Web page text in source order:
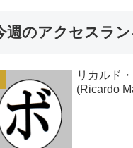
週のアクセスラ
リカルド
(Ricardo